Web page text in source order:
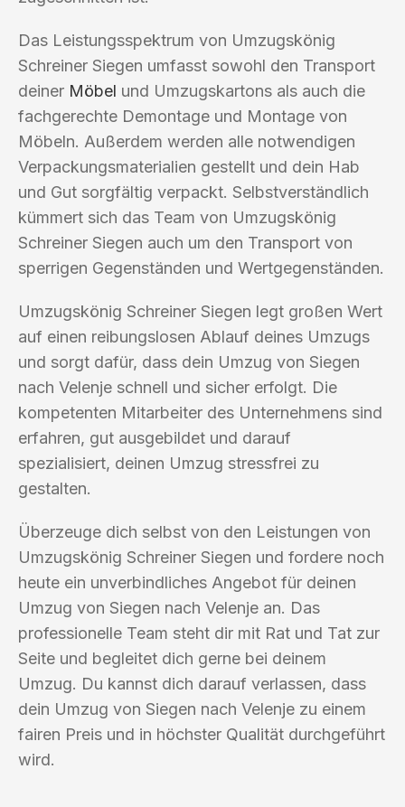
Das Leistungsspektrum von Umzugskönig
Schreiner Siegen umfasst sowohl den Transport
deiner Möbel und Umzugskartons als auch die
fachgerechte Demontage und Montage von
Möbeln. Außerdem werden alle notwendigen
Verpackungsmaterialien gestellt und dein Hab
und Gut sorgfältig verpackt. Selbstverständlich
kümmert sich das Team von Umzugskönig
Schreiner Siegen auch um den Transport von
sperrigen Gegenständen und Wertgegenständen.
Umzugskönig Schreiner Siegen legt großen Wert
auf einen reibungslosen Ablauf deines Umzugs
und sorgt dafür, dass dein Umzug von Siegen
nach Velenje schnell und sicher erfolgt. Die
kompetenten Mitarbeiter des Unternehmens sind
erfahren, gut ausgebildet und darauf
spezialisiert, deinen Umzug stressfrei zu
gestalten.
Überzeuge dich selbst von den Leistungen von
Umzugskönig Schreiner Siegen und fordere noch
heute ein unverbindliches Angebot für deinen
Umzug von Siegen nach Velenje an. Das
professionelle Team steht dir mit Rat und Tat zur
Seite und begleitet dich gerne bei deinem
Umzug. Du kannst dich darauf verlassen, dass
dein Umzug von Siegen nach Velenje zu einem
fairen Preis und in höchster Qualität durchgeführt
wird.